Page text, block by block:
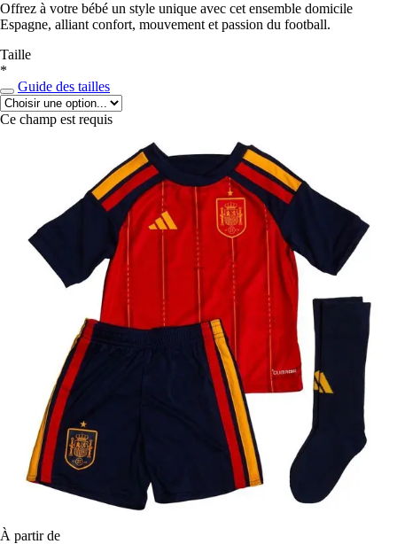
Offrez à votre bébé un style unique avec cet ensemble domicile
Espagne, alliant confort, mouvement et passion du football.
Taille
*
Guide des tailles
Ce champ est requis
À partir de